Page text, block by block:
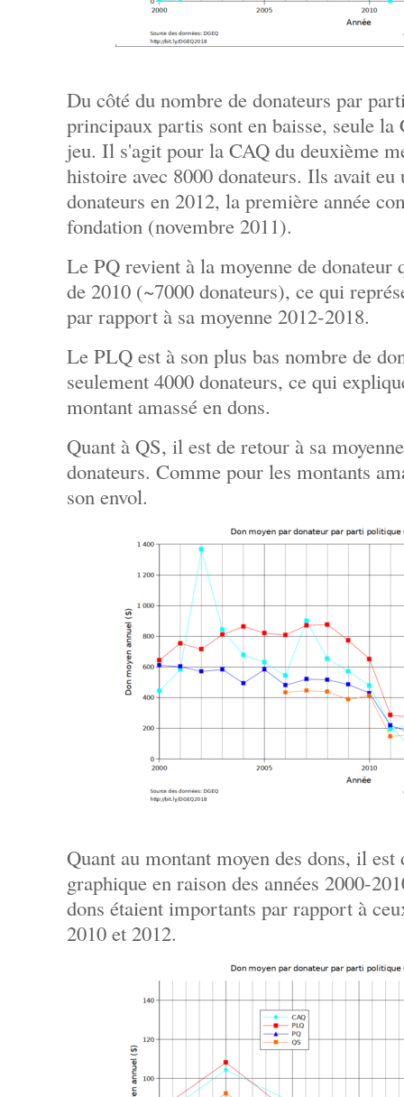
Du côté du nombre de donateurs par
principaux partis sont en baisse, seule
jeu. Il s'agit pour la CAQ du deuxième
histoire avec 8000 donateurs. Ils avait eu
donateurs en 2012, la première année
fondation (novembre 2011).
Le PQ revient à la moyenne de
de 2010 (~7000 donateurs), ce qui
par rapport à sa moyenne 2012-2018.
Le PLQ est à son plus bas nombre de
seulement 4000 donateurs, ce qui
montant amassé en dons.
Quant à QS, il est de retour à sa
donateurs. Comme pour les montants
son envol.
Quant au montant moyen des dons, il
graphique en raison des années 2000-
dons étaient importants par rapport à
2010 et 2012.